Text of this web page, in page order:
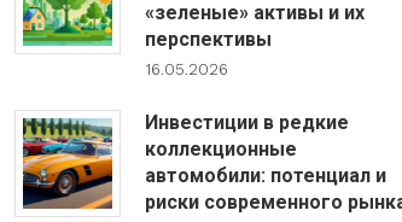
«зеленые» активы и их
перспективы
16.05.2026
Инвестиции в редкие
коллекционные
автомобили: потенциал и
риски современного